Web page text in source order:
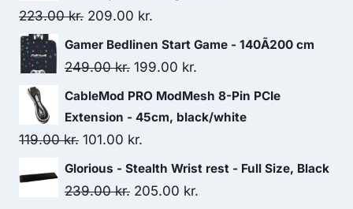
319.00 kr..
223.00kr. Original
price
was:
209.00 kr.
price
is:
Gamer Bedlinen Start Game - 140Ã200 cm
249.00kr. Original
price
was:
249.00 kr..
199.00 kr.
price
is:
CableMod PRO ModMesh 8-Pin PCIe
Extension - 45cm, black/white
119.00kr. Original
price
was:
101.00 kr.
price
is:
Glorious - Stealth Wrist rest - Full Size, Black
239.00kr. Original
205.00 kr.